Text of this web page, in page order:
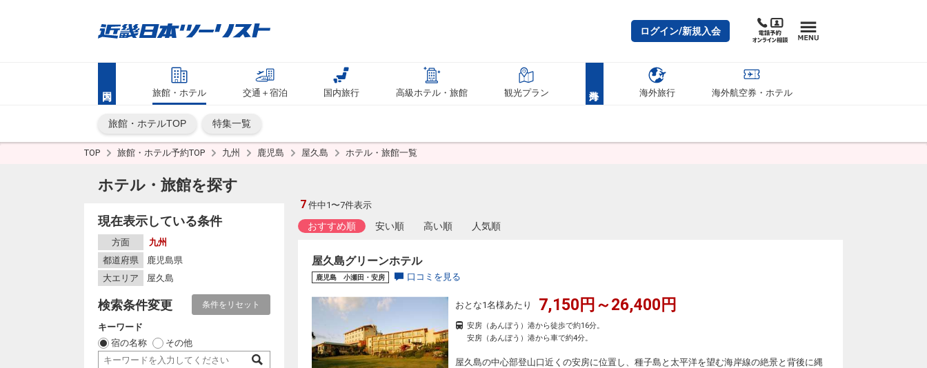
ログイン/新規入会
旅館・ホテル 交通＋宿泊 国内旅行 高級ホテル・旅館 観光プラン 海外旅行 海外航空券・ホテル
旅館・ホテルTOP 特集一覧
TOP 旅館・ホテル予約TOP 九州 鹿児島 屋久島 ホテル・旅館一覧
ホテル・旅館を探す
現在表示している条件
方面
九州
都道府県
鹿児島県
大エリア
屋久島
検索条件変更 条件をリセット
キーワード
宿の名称
その他
7 件中1〜7件表示
おすすめ順 安い順 高い順 人気順
屋久島グリーンホテル
鹿児島 小瀬田・安房 口コミを見る
おとな1名様あたり 7,150円～26,400円
安房（あんぼう）港から徒歩で約16分。
安房（あんぼう）港から車で約4分。
屋久島の中心部登山口近くの安房に位置し、種子島と太平洋を望む海岸線の絶景と背後に縄